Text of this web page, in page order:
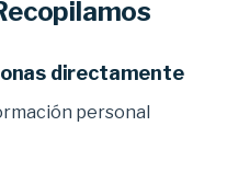
directamente
personal